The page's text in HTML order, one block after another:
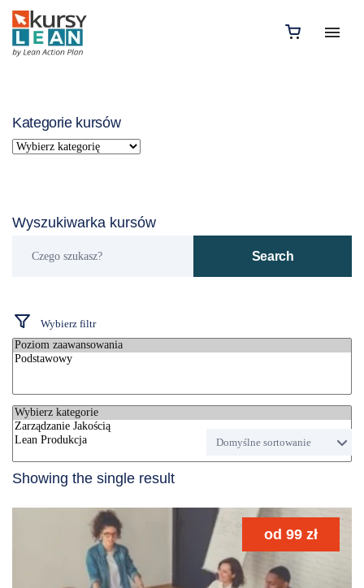
Kategorie kursów
Wyszukiwarka kursów
szukasz?
Search
Wybierz filtr
Showing the single result
od 99 zł